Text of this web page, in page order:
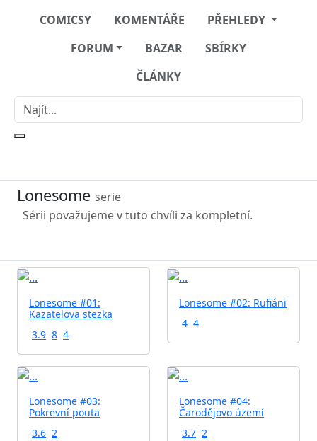
COMICSY KOMENTÁŘE
PŘEHLEDY
FORUM
BAZAR
SBÍRKY
ČLÁNKY
Lonesome serie
Sérii považujeme v tuto chvíli za kompletní.
Lonesome #01:
Kazatelova stezka
3.9 8 4
Lonesome #02: Rufiáni
4 4
Lonesome #03:
Pokrevní pouta
3.6 2
Lonesome #04:
Čarodějovo území
3.7 2